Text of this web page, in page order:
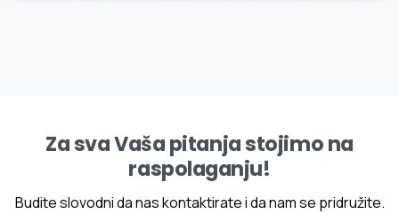
Za sva Vaša pitanja stojimo na
raspolaganju!
Budite slovodni da nas kontaktirate i da nam se pridružite.